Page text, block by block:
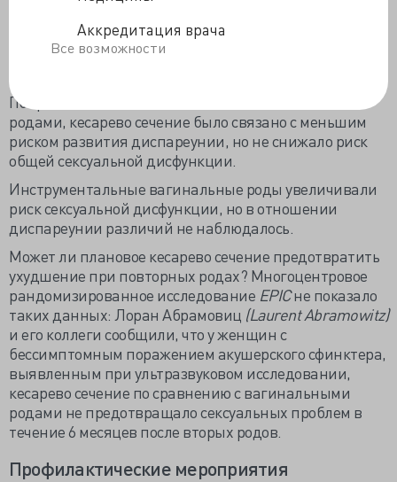
Аккредитация врача
Все возможности
(относительный риск 1,92). Эпизиотомия была
связана с диспареунией, но не с сексуальной
По сравнению со спонтанными вагинальными
родами, кесарево сечение было связано с меньшим
риском развития диспареунии, но не снижало риск
общей сексуальной дисфункции.
Инструментальные вагинальные роды увеличивали
риск сексуальной дисфункции, но в отношении
диспареунии различий не наблюдалось.
Может ли плановое кесарево сечение предотвратить
ухудшение при повторных родах? Многоцентровое
рандомизированное исследование EPICне показало
таких данных: Лоран Абрамовиц (Laurent Abramowitz)
и его коллеги сообщили, что у женщин с
бессимптомным поражением акушерского сфинктера,
выявленным при ультразвуковом исследовании,
кесарево сечение по сравнению с вагинальными
родами не предотвращало сексуальных проблем в
течение 6 месяцев после вторых родов.
Профилактические мероприятия